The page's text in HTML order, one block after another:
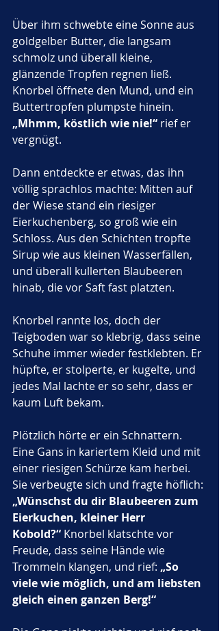
Über ihm schwebte eine Sonne aus
goldgelber Butter, die langsam
schmolz und überall kleine,
glänzende Tropfen regnen ließ.
Knorbel öffnete den Mund, und ein
Buttertropfen plumpste hinein.
„Mhmm, köstlich wie nie!“ rief er
vergnügt.
Dann entdeckte er etwas, das ihn
völlig sprachlos machte: Mitten auf
der Wiese stand ein riesiger
Eierkuchenberg, so groß wie ein
Schloss. Aus den Schichten tropfte
Sirup wie aus kleinen Wasserfällen,
und überall kullerten Blaubeeren
hinab, die vor Saft fast platzten.
Knorbel rannte los, doch der
Teigboden war so klebrig, dass seine
Schuhe immer wieder festklebten. Er
hüpfte, er stolperte, er kugelte, und
jedes Mal lachte er so sehr, dass er
kaum Luft bekam.
Plötzlich hörte er ein Schnattern.
Eine Gans in kariertem Kleid und mit
einer riesigen Schürze kam herbei.
Sie verbeugte sich und fragte höflich:
„Wünschst du dir Blaubeeren zum
Eierkuchen, kleiner Herr
Kobold?“ Knorbel klatschte vor
Freude, dass seine Hände wie
Trommeln klangen, und rief: „So
viele wie möglich, und am liebsten
gleich einen ganzen Berg!“